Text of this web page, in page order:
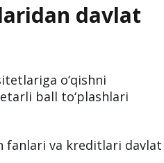
davlat
o‘qishni
ball to‘plashlari
fanlari va kreditlari davlat